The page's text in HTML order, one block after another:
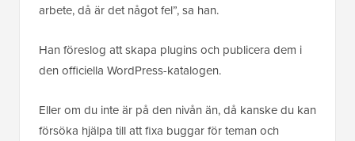
arbete, då är det något fel”, sa han.
Han föreslog att skapa plugins och publicera dem i
den officiella WordPress-katalogen.
Eller om du inte är på den nivån än, då kanske du kan
försöka hjälpa till att fixa buggar för teman och